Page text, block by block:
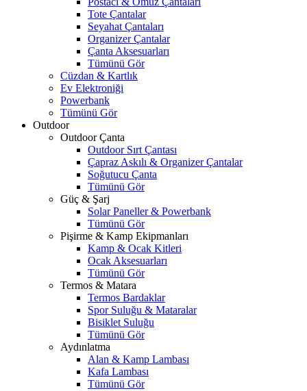
Tote Çantalar
Seyahat Çantaları
Organizer Çantalar
Çanta Aksesuarları
Tümünü Gör
Cüzdan & Kartlık
Ev Elektroniği
Powerbank
Tümünü Gör
Outdoor
Outdoor Çanta
Outdoor Sırt Çantası
Çapraz Askılı & Organizer Çantalar
Soğutucu Çanta
Tümünü Gör
Güç & Şarj
Solar Paneller & Powerbank
Tümünü Gör
Pişirme & Kamp Ekipmanları
Kamp & Ocak Kitleri
Ocak Aksesuarları
Tümünü Gör
Termos & Matara
Termos Bardaklar
Spor Suluğu & Mataralar
Bisiklet Suluğu
Tümünü Gör
Aydınlatma
Alan & Kamp Lambası
Kafa Lambası
Tümünü Gör